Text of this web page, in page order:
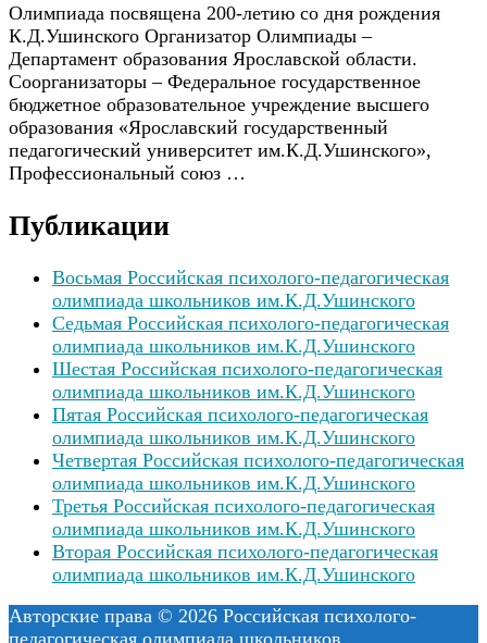
Олимпиада посвящена 200-летию со дня рождения
К.Д.Ушинского Организатор Олимпиады –
Департамент образования Ярославской области.
Соорганизаторы – Федеральное государственное
бюджетное образовательное учреждение высшего
образования «Ярославский государственный
педагогический университет им.К.Д.Ушинского»,
Профессиональный союз …
Публикации
Восьмая Российская психолого-педагогическая
олимпиада школьников им.К.Д.Ушинского
Седьмая Российская психолого-педагогическая
олимпиада школьников им.К.Д.Ушинского
Шестая Российская психолого-педагогическая
олимпиада школьников им.К.Д.Ушинского
Пятая Российская психолого-педагогическая
олимпиада школьников им.К.Д.Ушинского
Четвертая Российская психолого-педагогическая
олимпиада школьников им.К.Д.Ушинского
Третья Российская психолого-педагогическая
олимпиада школьников им.К.Д.Ушинского
Вторая Российская психолого-педагогическая
олимпиада школьников им.К.Д.Ушинского
Авторские права © 2026 Российская психолого-